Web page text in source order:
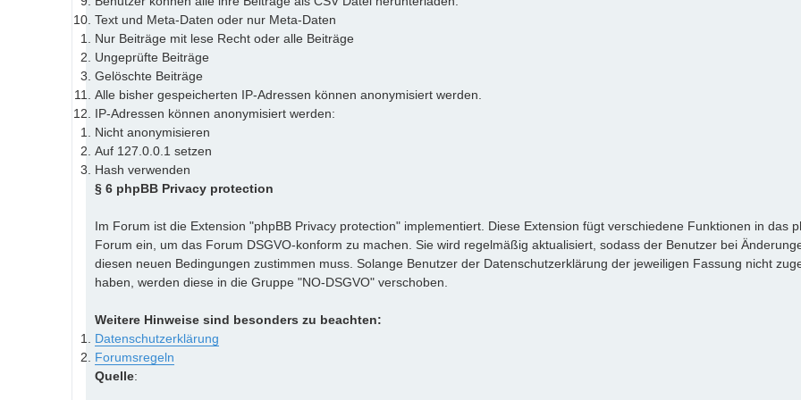
Text und Meta-Daten oder nur Meta-Daten
Nur Beiträge mit lese Recht oder alle Beiträge
Ungeprüfte Beiträge
Gelöschte Beiträge
Alle bisher gespeicherten IP-Adressen können anonymisiert werden.
IP-Adressen können anonymisiert werden:
Nicht anonymisieren
Auf 127.0.0.1 setzen
Hash verwenden
§ 6 phpBB Privacy protection
Im Forum ist die Extension "phpBB Privacy protection" implementiert. Diese Extension fügt verschiedene Funktionen in das
Forum ein, um das Forum DSGVO-konform zu machen. Sie wird regelmäßig aktualisiert, sodass der Benutzer bei
diesen neuen Bedingungen zustimmen muss. Solange Benutzer der Datenschutzerklärung der jeweiligen Fassung nicht
haben, werden diese in die Gruppe "NO-DSGVO" verschoben.
Weitere Hinweise sind besonders zu beachten:
Datenschutzerklärung
Forumsregeln
Quelle: